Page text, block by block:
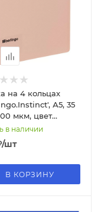
на 4 кольцах
А5, 35
мкм, цвет
RB4_A5513
в наличии
/шт
В КОРЗИНУ